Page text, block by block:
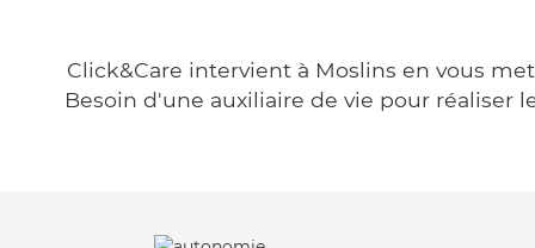
Click&Care intervient à Moslins en vous
Besoin d'une auxiliaire de vie pour réaliser